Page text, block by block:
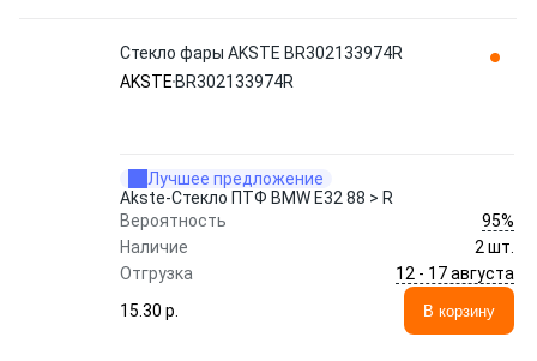
Стекло фары AKSTE BR302133974R
AKSTE BR302133974R
Лучшее предложение
Akste-Стекло ПТФ BMW E32 88 > R
Вероятность
95%
Наличие
2 шт.
Отгрузка
12 - 17 августа
15.30 p.
В корзину